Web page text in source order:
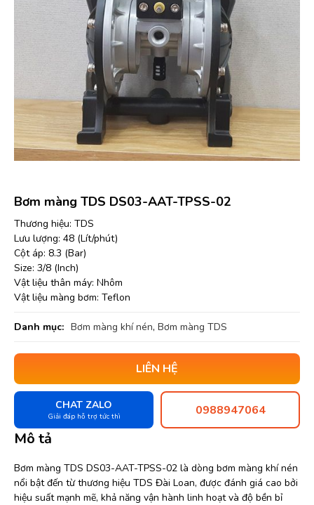
Bơm màng TDS DS03-AAT-TPSS-02
Thương hiệu: TDS
Lưu lượng: 48 (Lít/phút)
Cột áp: 8.3 (Bar)
Size: 3/8 (Inch)
Vật liệu thân máy: Nhôm
Vật liệu màng bơm: Teflon
Danh mục: Bơm màng khí nén, Bơm màng TDS
LIÊN HỆ
CHAT ZALO
Giải đáp hỗ trợ tức thì 0988947064
Mô tả
Bơm màng TDS DS03-AAT-TPSS-02 là dòng bơm màng khí nén
nổi bật đến từ thương hiệu TDS Đài Loan, được đánh giá cao bởi
hiệu suất mạnh mẽ, khả năng vận hành linh hoạt và độ bền bỉ